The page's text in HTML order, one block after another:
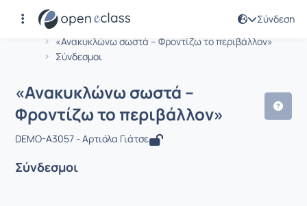
Σύνδεση
Αρχική Σελίδα
«Ανακυκλώνω σωστά – Φροντίζω το περιβάλλον»
Σύνδεσμοι
Μάθημα : «Ανακυκλώνω σωστά –
«Ανακυκλώνω σωστά –
Φροντίζω το περιβάλλον»
DEMO-A3057 - Αρτιόλα Γιάτσε
Σύνδεσμοι